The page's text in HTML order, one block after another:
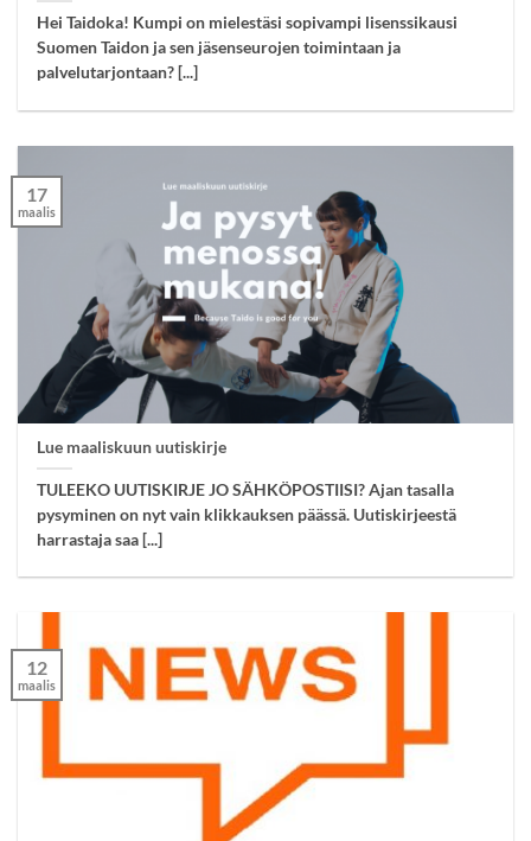
Hei Taidoka! Kumpi on mielestäsi sopivampi lisenssikausi
Suomen Taidon ja sen jäsenseurojen toimintaan ja
palvelutarjontaan? [...]
Lue maaliskuun uutiskirje
TULEEKO UUTISKIRJE JO SÄHKÖPOSTIISI? Ajan tasalla
pysyminen on nyt vain klikkauksen päässä. Uutiskirjeestä
harrastaja saa [...]
17
maalis
12
maalis